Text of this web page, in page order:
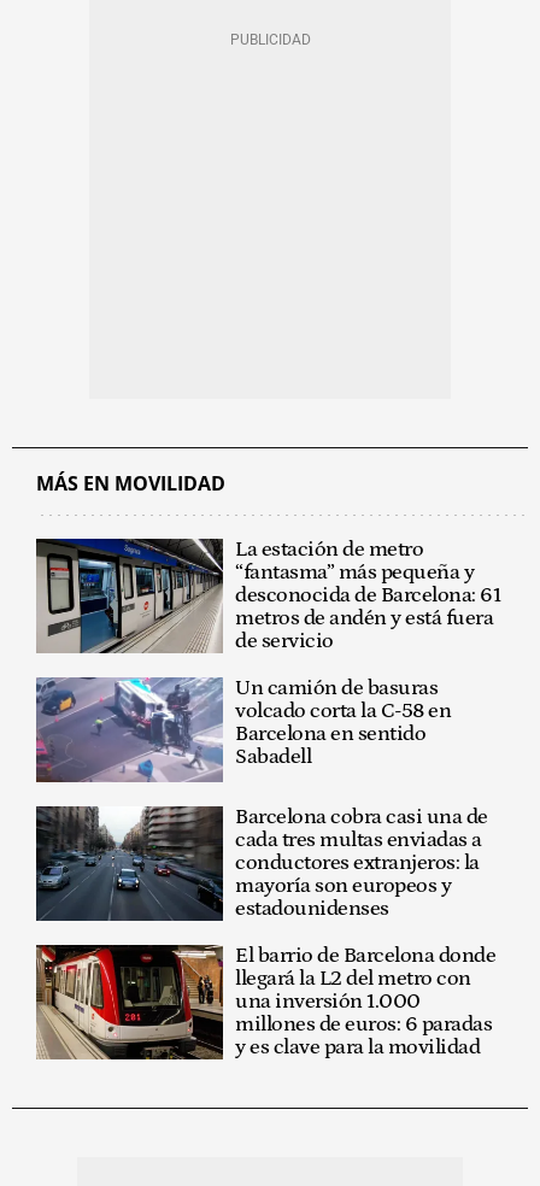
MÁS EN MOVILIDAD
La estación de metro
“fantasma” más pequeña y
desconocida de Barcelona: 61
metros de andén y está fuera
de servicio
Un camión de basuras
volcado corta la C-58 en
Barcelona en sentido
Sabadell
Barcelona cobra casi una de
cada tres multas enviadas a
conductores extranjeros: la
mayoría son europeos y
estadounidenses
El barrio de Barcelona donde
llegará la L2 del metro con
una inversión 1.000
millones de euros: 6 paradas
y es clave para la movilidad